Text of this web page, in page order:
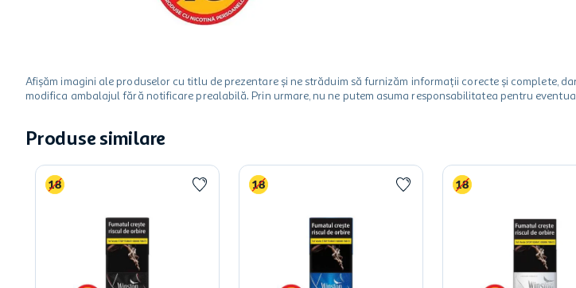
Afișăm imagini ale produselor cu titlu de prezentare și ne străduim să furnizăm informații corecte și
modifica ambalajul fără notificare prealabilă. Prin urmare, nu ne putem asuma responsabilitatea pentru
Produse similare